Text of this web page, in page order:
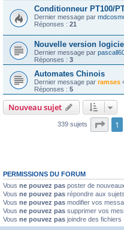
Conditionneur PT100/
Dernier message par
Réponses : 21
Nouvelle version
Dernier message par
Réponses : 3
Automates Chinois
Dernier message par ramses
Réponses : 5
Nouveau sujet
339 sujets Page
1
PERMISSIONS DU FORUM
Vous ne pouvez pas poster de
Vous ne pouvez pas répondre aux sujets
Vous ne pouvez pas modifier vos
Vous ne pouvez pas supprimer vos
Vous ne pouvez pas joindre des fichiers